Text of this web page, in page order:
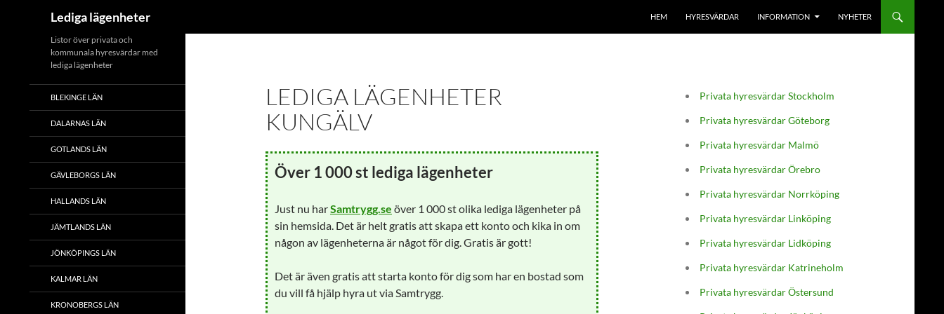
Lediga lägenheter HEM HYRESVÄRDAR INFORMATION NYHETER
LEDIGA LÄGENHETER
KUNGÄLV
Över 1 000 st lediga lägenheter
Just nu harSamtrygg.se över 1 000 st olika lediga lägenheter på
sin hemsida. Det är helt gratis att skapa ett konto och kika in om
någon av lägenheterna är något för dig. Gratis är gott!
Det är även gratis att starta konto för dig som har en bostad som
du vill få hjälp hyra ut via Samtrygg.
Privata hyresvärdar Stockholm
Privata hyresvärdar Göteborg
Privata hyresvärdar Malmö
Privata hyresvärdar Örebro
Privata hyresvärdar Norrköping
Privata hyresvärdar Linköping
Privata hyresvärdar Lidköping
Privata hyresvärdar Katrineholm
Privata hyresvärdar Östersund
Listor över privata och
kommunala hyresvärdar med
lediga lägenheter
BLEKINGE LÄN
DALARNAS LÄN
GOTLANDS LÄN
GÄVLEBORGS LÄN
HALLANDS LÄN
JÄMTLANDS LÄN
JÖNKÖPINGS LÄN
KALMAR LÄN
KRONOBERGS LÄN